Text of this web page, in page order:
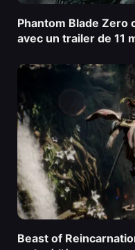
Phantom Blade
avec un trailer de 11
Beast of